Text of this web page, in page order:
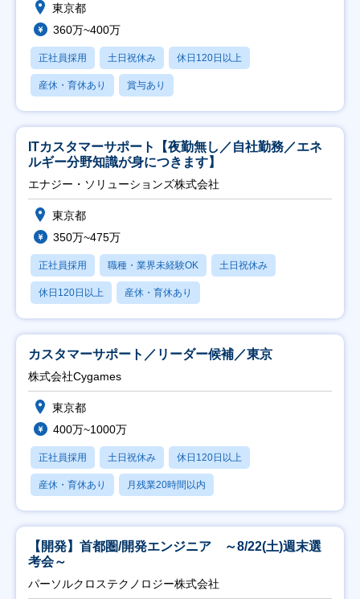
東京都
360万~400万
正社員採用 土日祝休み 休日120日以上
産休・育休あり 賞与あり
ITカスタマーサポート【夜勤無し／自社勤務／エネ
ルギー分野知識が身につきます】
エナジー・ソリューションズ株式会社
東京都
350万~475万
正社員採用 職種・業界未経験OK 土日祝休み
休日120日以上 産休・育休あり
カスタマーサポート／リーダー候補／東京
株式会社Cygames
東京都
400万~1000万
正社員採用 土日祝休み 休日120日以上
産休・育休あり 月残業20時間以内
【開発】首都圏/開発エンジニア ～8/22(土)週末選
考会～
パーソルクロステクノロジー株式会社